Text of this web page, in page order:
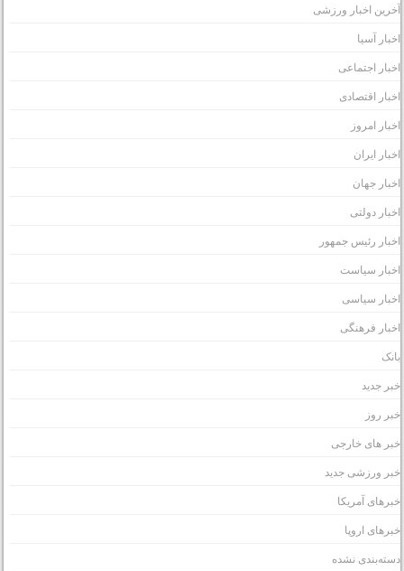
اخبار ورزشی
آسیا
اجتماعی
اقتصادی
امروز
ایران
جهان
دولتی
رئیس جمهور
سیاست
سیاسی
فرهنگی
جدید
روز
های خارجی
ورزشی جدید
آمریکا
اروپا
نشده